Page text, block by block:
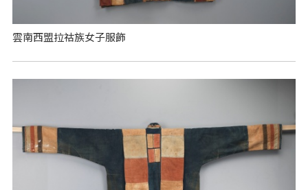
雲南西盟拉祜族女子服飾